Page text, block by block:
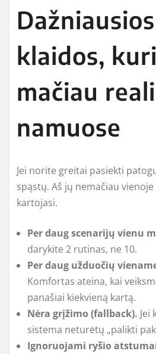
Dažniausios
klaidos,
mačiau
namuose
Jei norite greitai pasiekti
spąstų. Aš jų nemačiau
kartojasi.
Per daug scenarijų vienu
darykite 2 rutinas, ne 10.
Per daug užduočių
Komfortas ateina, kai
panašiai kiekvieną kartą.
Nėra grįžimo (fallback). Jei
sistema neturėtų „palikti
Ignoruojami ryšio